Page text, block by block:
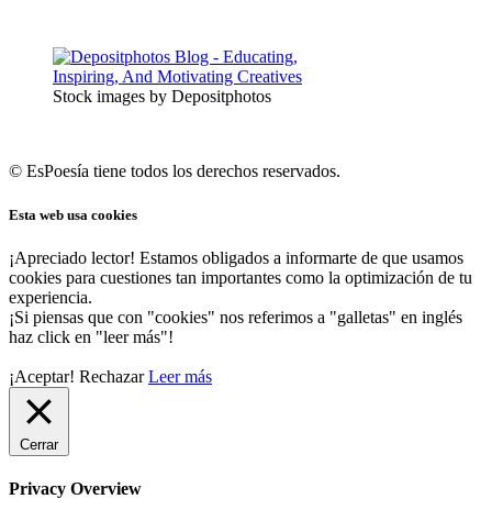
Stock images by Depositphotos
© EsPoesía tiene todos los derechos reservados.
Esta web usa cookies
¡Apreciado lector! Estamos obligados a informarte de que usamos
cookies para cuestiones tan importantes como la optimización de tu
experiencia.
¡Si piensas que con "cookies" nos referimos a "galletas" en inglés
haz click en "leer más"!
¡Aceptar! Rechazar Leer más
Cerrar
Privacy Overview